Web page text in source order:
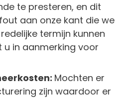
te presteren, en dit
aan onze kant die we
termijn kunnen
u in aanmerking voor
Mochten er
zijn waardoor er